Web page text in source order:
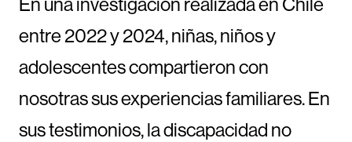
entre 2022 y 2024, niñas, niños y
adolescentes compartieron con
nosotras sus experiencias familiares. En
sus testimonios, la discapacidad no